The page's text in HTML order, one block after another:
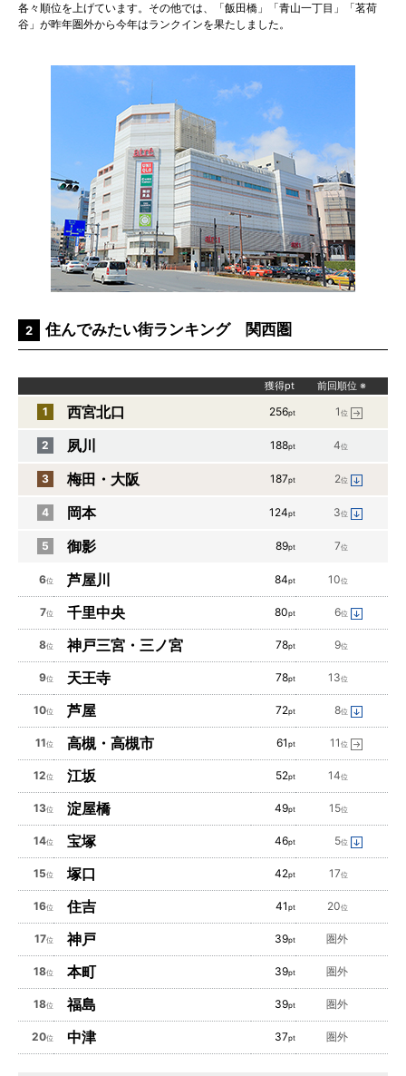
各々順位を上げています。その他では、「飯田橋」「青山一丁目」「茗荷
谷」が昨年圏外から今年はランクインを果たしました。
2 住んでみたい街ランキング 関西圏
獲得pt 前回順位 ※
1 西宮北口 256pt 1 位
2 夙川 188pt 4位
3 梅田・大阪 187pt 2位
4 岡本 124pt 3位
5 御影 89pt 7位
6位 芦屋川 84pt 10位
7位 千里中央 80pt 6位
8位 神戸三宮・三ノ宮 78pt 9位
9位 天王寺 78pt 13位
10位 芦屋 72pt 8位
11位 高槻・高槻市 61 pt 11 位
12位 江坂 52pt 14位
13位 淀屋橋 49pt 15位
14位 宝塚 46pt 5位
15位 塚口 42pt 17位
16位 住吉 41 pt 20位
17位 神戸 39pt 圏外
18位 本町 39pt 圏外
18位 福島 39pt 圏外
20位 中津 37pt 圏外